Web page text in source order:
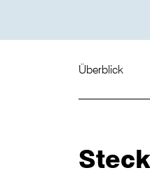
Überblick